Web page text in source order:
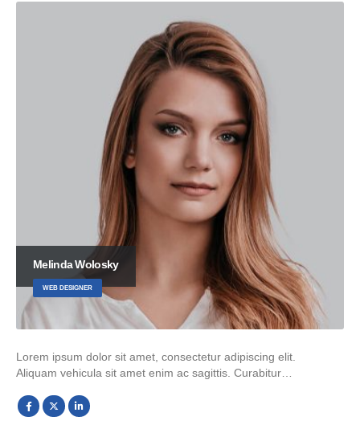
Melinda Wolosky
WEB DESIGNER
Lorem ipsum dolor sit amet, consectetur adipiscing elit.
Aliquam vehicula sit amet enim ac sagittis. Curabitur…